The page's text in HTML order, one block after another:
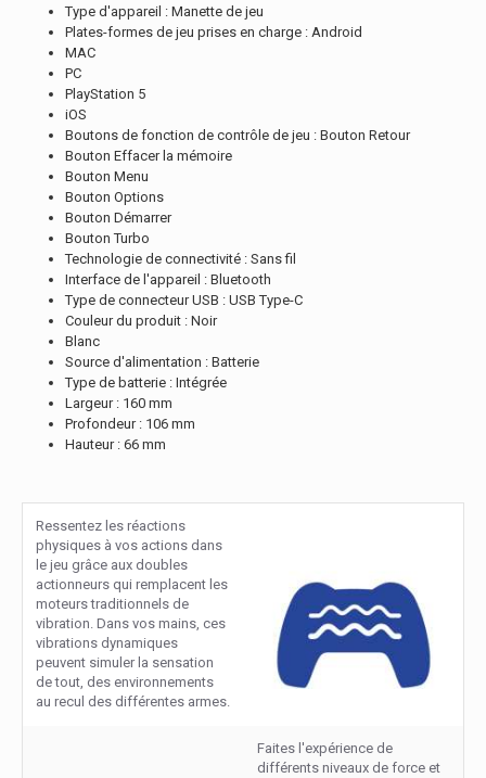
Type d'appareil : Manette de jeu
Plates-formes de jeu prises en charge : Android
MAC
PC
PlayStation 5
iOS
Boutons de fonction de contrôle de jeu : Bouton Retour
Bouton Effacer la mémoire
Bouton Menu
Bouton Options
Bouton Démarrer
Bouton Turbo
Technologie de connectivité : Sans fil
Interface de l'appareil : Bluetooth
Type de connecteur USB : USB Type-C
Couleur du produit : Noir
Blanc
Source d'alimentation : Batterie
Type de batterie : Intégrée
Largeur : 160 mm
Profondeur : 106 mm
Hauteur : 66 mm
Ressentez les réactions
physiques à vos actions dans
le jeu grâce aux doubles
actionneurs qui remplacent les
moteurs traditionnels de
vibration. Dans vos mains, ces
vibrations dynamiques
peuvent simuler la sensation
de tout, des environnements
au recul des différentes armes.
Faites l'expérience de
différents niveaux de force et